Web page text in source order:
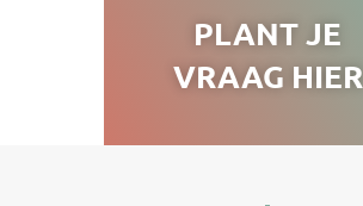
PLANT JE
VRAAG HIER